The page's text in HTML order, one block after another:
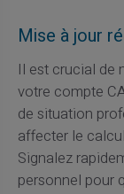
Mise à jour
Il est crucial de
votre compte
de situation
affecter le
Signalez
personnel pour